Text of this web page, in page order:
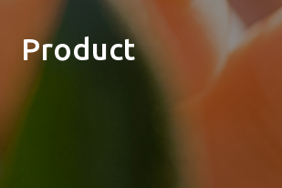
Product